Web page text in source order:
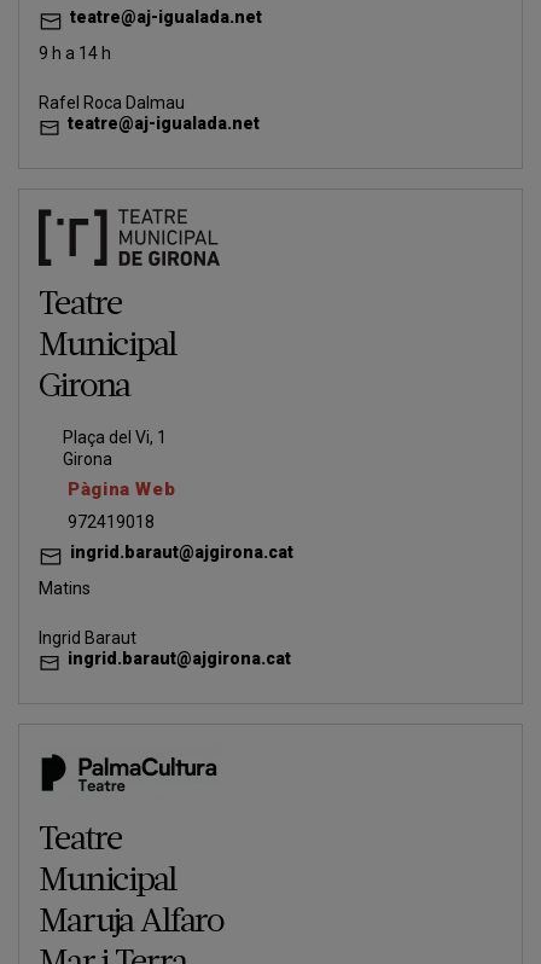
teatre@aj-igualada.net
9 h a 14 h
Rafel Roca Dalmau
teatre@aj-igualada.net
Teatre
Municipal
Girona
Plaça del Vi, 1
Girona
Pàgina Web
972419018
ingrid.baraut@ajgirona.cat
Matins
Ingrid Baraut
ingrid.baraut@ajgirona.cat
Teatre
Municipal
Maruja Alfaro